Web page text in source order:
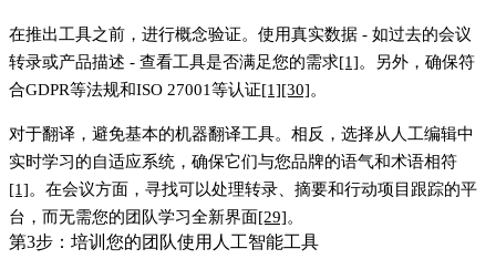
在推出工具之前，进行概念验证。使用真实数据 - 如过去的会议
转录或产品描述 - 查看工具是否满足您的需求[1]。另外，确保符
合GDPR等法规和ISO 27001等认证[1][30]。
对于翻译，避免基本的机器翻译工具。相反，选择从人工编辑中
实时学习的自适应系统，确保它们与您品牌的语气和术语相符
[1]。在会议方面，寻找可以处理转录、摘要和行动项目跟踪的平
台，而无需您的团队学习全新界面[29]。
第3步：培训您的团队使用人工智能工具